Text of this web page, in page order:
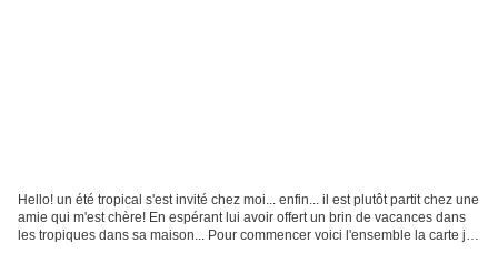
Hello! un été tropical s'est invité chez moi... enfin... il est plutôt partit chez une
amie qui m'est chère! En espérant lui avoir offert un brin de vacances dans
les tropiques dans sa maison... Pour commencer voici l'ensemble la carte je